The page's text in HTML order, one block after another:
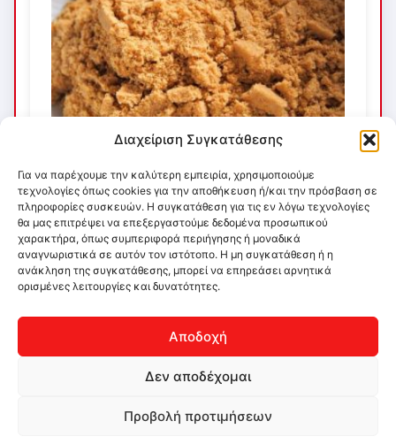
Διαχείριση Συγκατάθεσης
Για να παρέχουμε την καλύτερη εμπειρία, χρησιμοποιούμε
τεχνολογίες όπως cookies για την αποθήκευση ή/και την πρόσβαση σε
πληροφορίες συσκευών. Η συγκατάθεση για τις εν λόγω τεχνολογίες
θα μας επιτρέψει να επεξεργαστούμε δεδομένα προσωπικού
χαρακτήρα, όπως συμπεριφορά περιήγησης ή μοναδικά
αναγνωριστικά σε αυτόν τον ιστότοπο. Η μη συγκατάθεση ή η
ανάκληση της συγκατάθεσης, μπορεί να επηρεάσει αρνητικά
ορισμένες λειτουργίες και δυνατότητες.
Αποδοχή
Δεν αποδέχομαι
Προβολή προτιμήσεων